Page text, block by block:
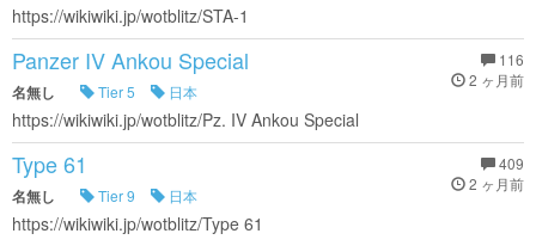
https://wikiwiki.jp/wotblitz/STA-1
116
2 ヶ月前
Panzer IV Ankou Special
名無し Tier 5 日本
https://wikiwiki.jp/wotblitz/Pz. IV Ankou Special
409
2 ヶ月前
Type 61
名無し Tier 9 日本
https://wikiwiki.jp/wotblitz/Type 61